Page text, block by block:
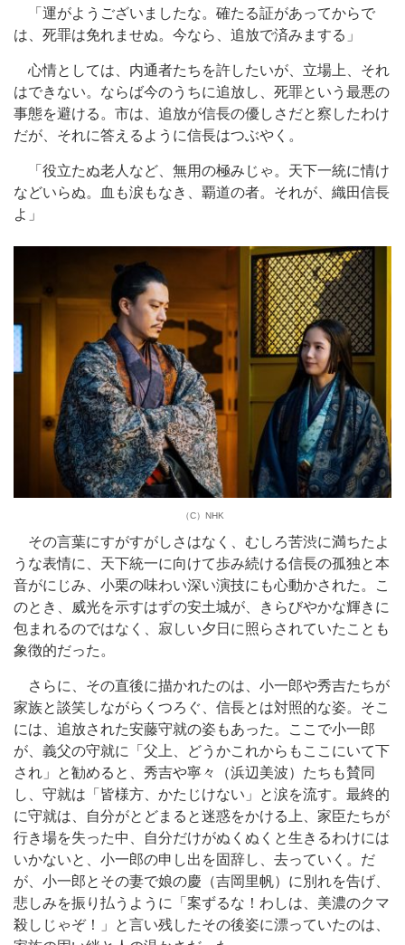
「運がようございましたな。確たる証があってからで
は、死罪は免れませぬ。今なら、追放で済みまする」
心情としては、内通者たちを許したいが、立場上、それ
はできない。ならば今のうちに追放し、死罪という最悪の
事態を避ける。市は、追放が信長の優しさだと察したわけ
だが、それに答えるように信長はつぶやく。
「役立たぬ老人など、無用の極みじゃ。天下一統に情け
などいらぬ。血も涙もなき、覇道の者。それが、織田信長
よ」
（C）NHK
その言葉にすがすがしさはなく、むしろ苦渋に満ちたよ
うな表情に、天下統一に向けて歩み続ける信長の孤独と本
音がにじみ、小栗の味わい深い演技にも心動かされた。こ
のとき、威光を示すはずの安土城が、きらびやかな輝きに
包まれるのではなく、寂しい夕日に照らされていたことも
象徴的だった。
さらに、その直後に描かれたのは、小一郎や秀吉たちが
家族と談笑しながらくつろぐ、信長とは対照的な姿。そこ
には、追放された安藤守就の姿もあった。ここで小一郎
が、義父の守就に「父上、どうかこれからもここにいて下
され」と勧めると、秀吉や寧々（浜辺美波）たちも賛同
し、守就は「皆様方、かたじけない」と涙を流す。最終的
に守就は、自分がとどまると迷惑をかける上、家臣たちが
行き場を失った中、自分だけがぬくぬくと生きるわけには
いかないと、小一郎の申し出を固辞し、去っていく。だ
が、小一郎とその妻で娘の慶（吉岡里帆）に別れを告げ、
悲しみを振り払うように「案ずるな！わしは、美濃のクマ
殺しじゃぞ！」と言い残したその後姿に漂っていたのは、